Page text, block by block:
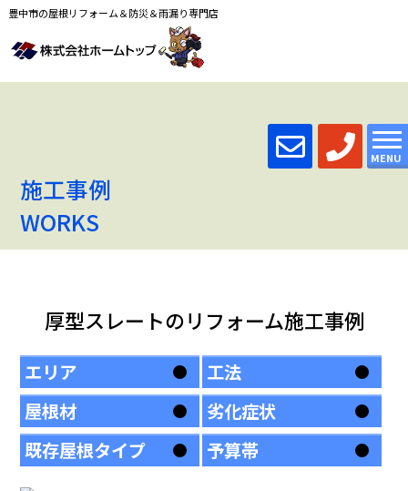
豊中市の屋根リフォーム＆防災＆雨漏り専門店
MENU
施工事例
WORKS
厚型スレートのリフォーム施工事例
エリア
工法
屋根材
劣化症状
既存屋根タイプ
予算帯